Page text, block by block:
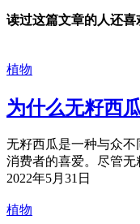
读过这篇文章的人还喜
植物
为什么无籽西
无籽西瓜是一种与众不
消费者的喜爱。尽管
2022年5月31日
植物